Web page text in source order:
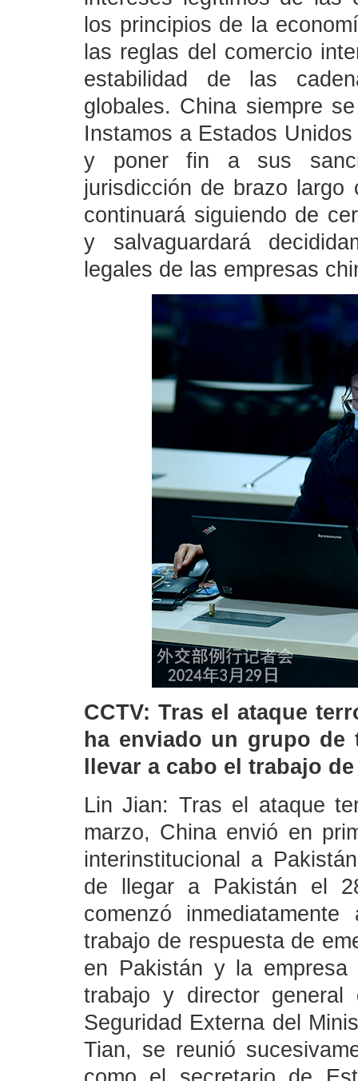
los principios de la
las reglas del comercio
estabilidad de las
globales. China siempre
Instamos a Estados
y poner fin a sus
jurisdicción de brazo largo
continuará siguiendo de
y salvaguardará
legales de las empresas
CCTV: Tras el ataque
ha enviado un grupo de
llevar a cabo el trabajo
Lin Jian: Tras el ataque
marzo, China envió en
interinstitucional a
de llegar a Pakistán el
comenzó
trabajo de respuesta de
en Pakistán y la
trabajo y director general
Seguridad Externa del
Tian, se reunió